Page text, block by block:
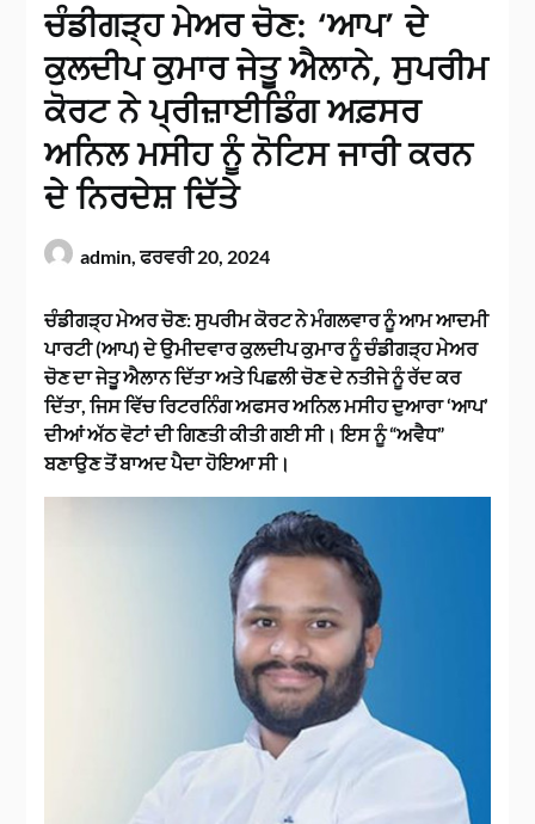
ਚੰਡੀਗੜ੍ਹ ਮੇਅਰ ਚੋਣ: ‘ਆਪ’ ਦੇ
ਕੁਲਦੀਪ ਕੁਮਾਰ ਜੇਤੂ ਐਲਾਨੇ, ਸੁਪਰੀਮ
ਕੋਰਟ ਨੇ ਪ੍ਰੀਜ਼ਾਈਡਿੰਗ ਅਫ਼ਸਰ
ਅਨਿਲ ਮਸੀਹ ਨੂੰ ਨੋਟਿਸ ਜਾਰੀ ਕਰਨ
ਦੇ ਨਿਰਦੇਸ਼ ਦਿੱਤੇ
admin,ਫਰਵਰੀ 20, 2024
ਚੰਡੀਗੜ੍ਹ ਮੇਅਰ ਚੋਣ: ਸੁਪਰੀਮ ਕੋਰਟ ਨੇ ਮੰਗਲਵਾਰ ਨੂੰ ਆਮ ਆਦਮੀ
ਪਾਰਟੀ (ਆਪ) ਦੇ ਉਮੀਦਵਾਰ ਕੁਲਦੀਪ ਕੁਮਾਰ ਨੂੰ ਚੰਡੀਗੜ੍ਹ ਮੇਅਰ
ਚੋਣ ਦਾ ਜੇਤੂ ਐਲਾਨ ਦਿੱਤਾ ਅਤੇ ਪਿਛਲੀ ਚੋਣ ਦੇ ਨਤੀਜੇ ਨੂੰ ਰੱਦ ਕਰ
ਦਿੱਤਾ, ਜਿਸ ਵਿੱਚ ਰਿਟਰਨਿੰਗ ਅਫਸਰ ਅਨਿਲ ਮਸੀਹ ਦੁਆਰਾ ‘ਆਪ’
ਦੀਆਂ ਅੱਠ ਵੋਟਾਂ ਦੀ ਗਿਣਤੀ ਕੀਤੀ ਗਈ ਸੀ। ਇਸ ਨੂੰ “ਅਵੈਧ”
ਬਣਾਉਣ ਤੋਂ ਬਾਅਦ ਪੈਦਾ ਹੋਇਆ ਸੀ।